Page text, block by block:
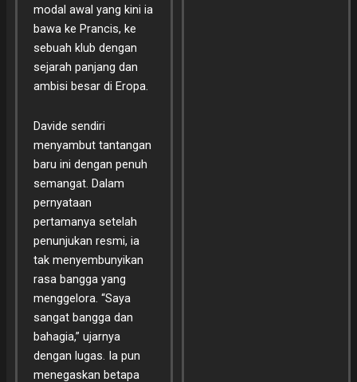
modal awal yang kini ia
bawa ke Prancis, ke
sebuah klub dengan
sejarah panjang dan
ambisi besar di Eropa.
Davide sendiri
menyambut tantangan
baru ini dengan penuh
semangat. Dalam
pernyataan
pertamanya setelah
penunjukan resmi, ia
tak menyembunyikan
rasa bangga yang
menggelora. “Saya
sangat bangga dan
bahagia,” ujarnya
dengan lugas. Ia pun
menegaskan betapa